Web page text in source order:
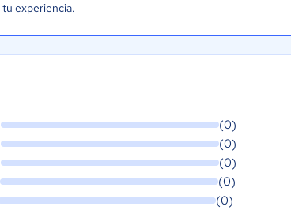
experiencia.
(0)
(0)
(0)
(0)
(0)